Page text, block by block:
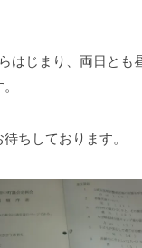
はじまり、両日とも
ちしております。